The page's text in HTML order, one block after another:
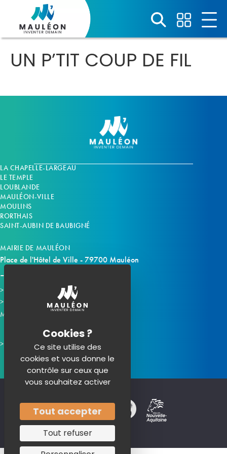
UN P’TIT COUP DE FIL
LA CHAPELLE-LARGEAU
LE TEMPLE
LOUBLANDE
MAULÉON-VILLE
MOULINS
RORTHAIS
SAINT-AUBIN DE BAUBIGNÉ
MAIRIE DE MAULÉON
Place de l'Hôtel de Ville - 79700 Mauléon
Horaires d'ouverture
Contacter la mairie
Mauléon sur les réseaux :
Panneau de gestion des cookies
Ce site utilise des
cookies et vous donne le
contrôle sur ceux que
vous souhaitez activer
Tout accepter
Tout refuser